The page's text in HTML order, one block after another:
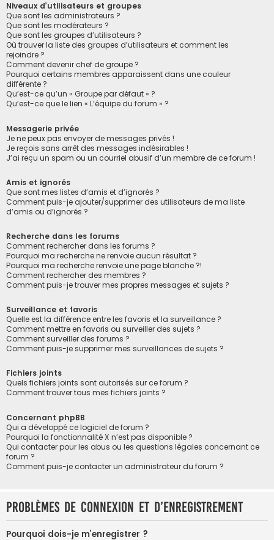
Niveaux d’utilisateurs et groupes
Que sont les administrateurs ?
Que sont les modérateurs ?
Que sont les groupes d’utilisateurs ?
Où trouver la liste des groupes d’utilisateurs et comment les
rejoindre ?
Comment devenir chef de groupe ?
Pourquoi certains membres apparaissent dans une couleur
différente ?
Qu’est-ce qu’un « Groupe par défaut » ?
Qu’est-ce que le lien « L’équipe du forum » ?
Messagerie privée
Je ne peux pas envoyer de messages privés !
Je reçois sans arrêt des messages indésirables !
J’ai reçu un spam ou un courriel abusif d’un membre de ce forum !
Amis et ignorés
Que sont mes listes d’amis et d’ignorés ?
Comment puis-je ajouter/supprimer des utilisateurs de ma liste
d’amis ou d’ignorés ?
Recherche dans les forums
Comment rechercher dans les forums ?
Pourquoi ma recherche ne renvoie aucun résultat ?
Pourquoi ma recherche renvoie une page blanche ?!
Comment rechercher des membres ?
Comment puis-je trouver mes propres messages et sujets ?
Surveillance et favoris
Quelle est la différence entre les favoris et la surveillance ?
Comment mettre en favoris ou surveiller des sujets ?
Comment surveiller des forums ?
Comment puis-je supprimer mes surveillances de sujets ?
Fichiers joints
Quels fichiers joints sont autorisés sur ce forum ?
Comment trouver tous mes fichiers joints ?
Concernant phpBB
Qui a développé ce logiciel de forum ?
Pourquoi la fonctionnalité X n’est pas disponible ?
Qui contacter pour les abus ou les questions légales concernant ce
forum ?
Comment puis-je contacter un administrateur du forum ?
Problèmes de connexion et d’enregistrement
Pourquoi dois-je m’enregistrer ?